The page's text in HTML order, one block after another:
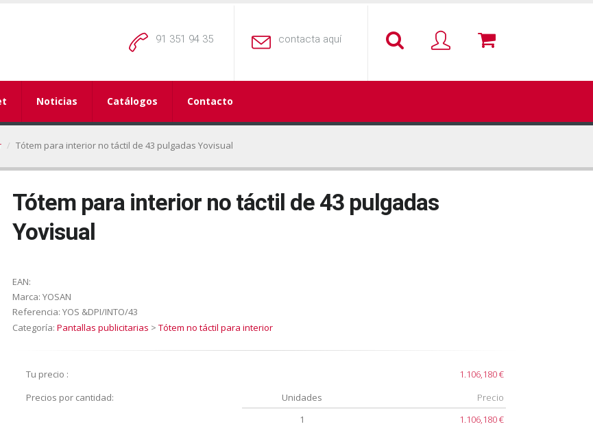
91 351 94 35 contacta aquí
Noticias Catálogos Contacto
Tótem para interior no táctil de 43 pulgadas Yovisual
Tótem para interior no táctil de 43 pulgadas
Yovisual
EAN:
Marca: YOSAN
Referencia: YOS &DPI/INTO/43
Categoría: Pantallas publicitarias > Tótem no táctil para interior
Tu precio :
1.106,180 €
Precios por cantidad:
Unidades
Precio
1
1.106,180 €